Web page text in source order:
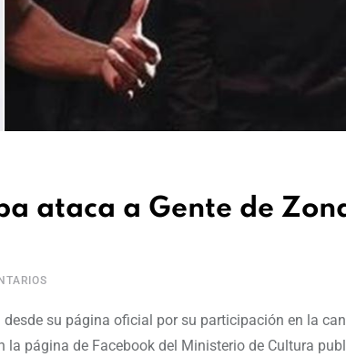
ataca a Gente de
su página oficial por su participación en la
página de Facebook del Ministerio de Cultura